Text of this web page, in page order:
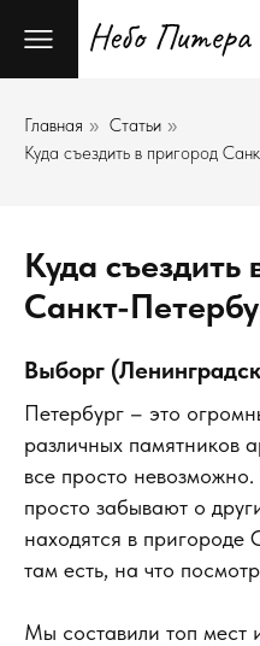
Главная » Статьи »
Куда съездить в пригород
Куда съездить
Санкт-
Выборг
Петербург – это
различных памятников
все просто невозможно.
просто забывают о
находятся в пригороде
там есть, на что
Мы составили топ мест